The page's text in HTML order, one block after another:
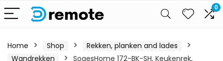
0
Home Shop
Rekken, planken and lades
Wandrekken
SogesHome 172-BK-SH, Keukenrek,